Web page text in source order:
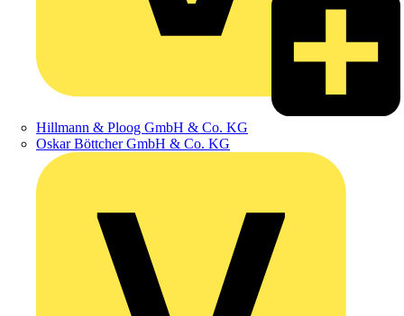
Hillmann & Ploog GmbH & Co. KG
Oskar Böttcher GmbH & Co. KG